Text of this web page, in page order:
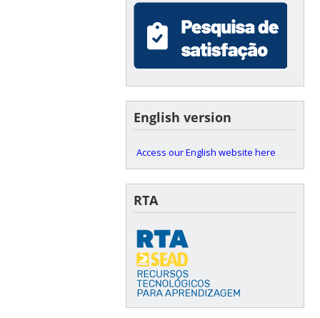
English version
Access our English website here
RTA